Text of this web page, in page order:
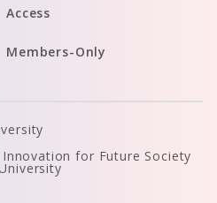
Access
Members-Only
for Future Society